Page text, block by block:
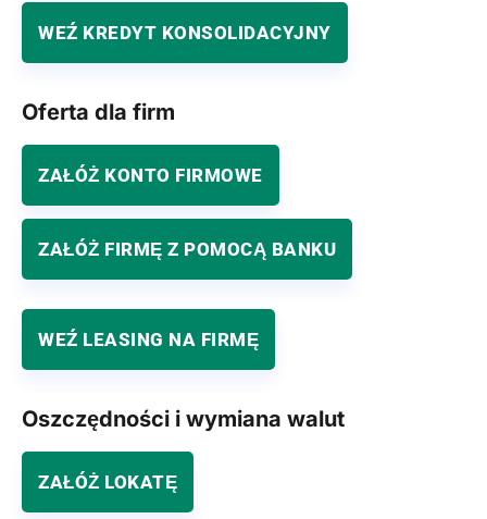
WEŹ KREDYT KONSOLIDACYJNY
Oferta dla firm
ZAŁÓŻ KONTO FIRMOWE
ZAŁÓŻ FIRMĘ Z POMOCĄ BANKU
WEŹ LEASING NA FIRMĘ
Oszczędności i wymiana walut
ZAŁÓŻ LOKATĘ